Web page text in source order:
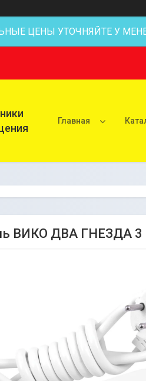
ЦЕНЫ УТОЧНЯЙТЕ У
Главная
ВИКО ДВА ГНЕЗДА